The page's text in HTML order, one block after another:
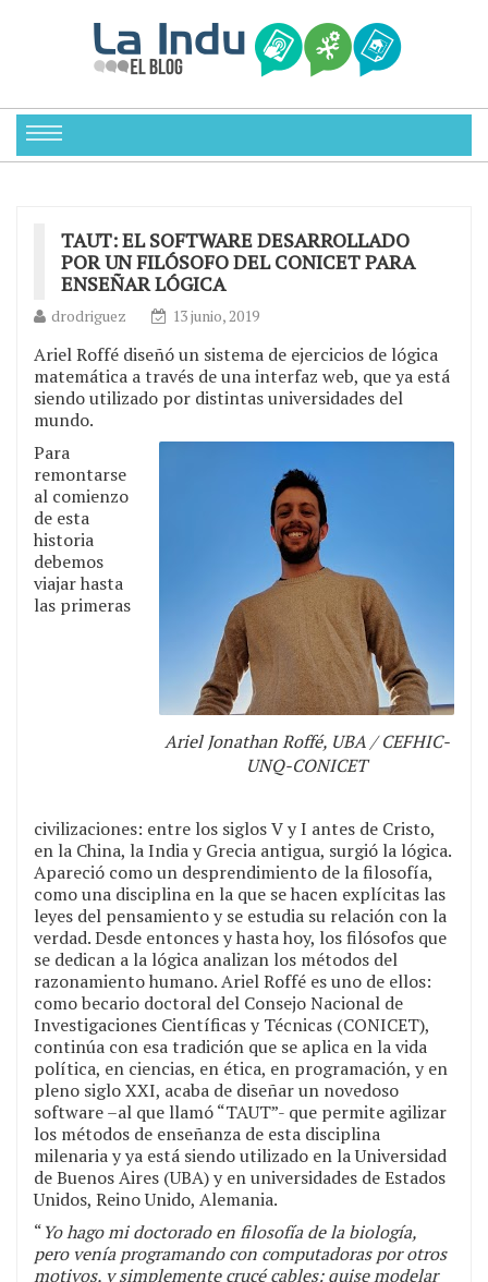
TAUT: EL SOFTWARE DESARROLLADO
POR UN FILÓSOFO DEL CONICET PARA
ENSEÑAR LÓGICA
drodriguez 13 junio, 2019
Ariel Roffé diseñó un sistema de ejercicios de lógica
matemática a través de una interfaz web, que ya está
siendo utilizado por distintas universidades del
mundo.
Ariel Jonathan Roffé, UBA / CEFHIC-
UNQ-CONICET
Para
remontarse
al comienzo
de esta
historia
debemos
viajar hasta
las primeras
civilizaciones: entre los siglos V y I antes de Cristo,
en la China, la India y Grecia antigua, surgió la lógica.
Apareció como un desprendimiento de la filosofía,
como una disciplina en la que se hacen explícitas las
leyes del pensamiento y se estudia su relación con la
verdad. Desde entonces y hasta hoy, los filósofos que
se dedican a la lógica analizan los métodos del
razonamiento humano. Ariel Roffé es uno de ellos:
como becario doctoral del Consejo Nacional de
Investigaciones Científicas y Técnicas (CONICET),
continúa con esa tradición que se aplica en la vida
política, en ciencias, en ética, en programación, y en
pleno siglo XXI, acaba de diseñar un novedoso
software –al que llamó “TAUT”- que permite agilizar
los métodos de enseñanza de esta disciplina
milenaria y ya está siendo utilizado en la Universidad
de Buenos Aires (UBA) y en universidades de Estados
Unidos, Reino Unido, Alemania.
“Yo hago mi doctorado en filosofía de la biología,
pero venía programando con computadoras por otros
motivos, y simplemente crucé cables: quise modelar